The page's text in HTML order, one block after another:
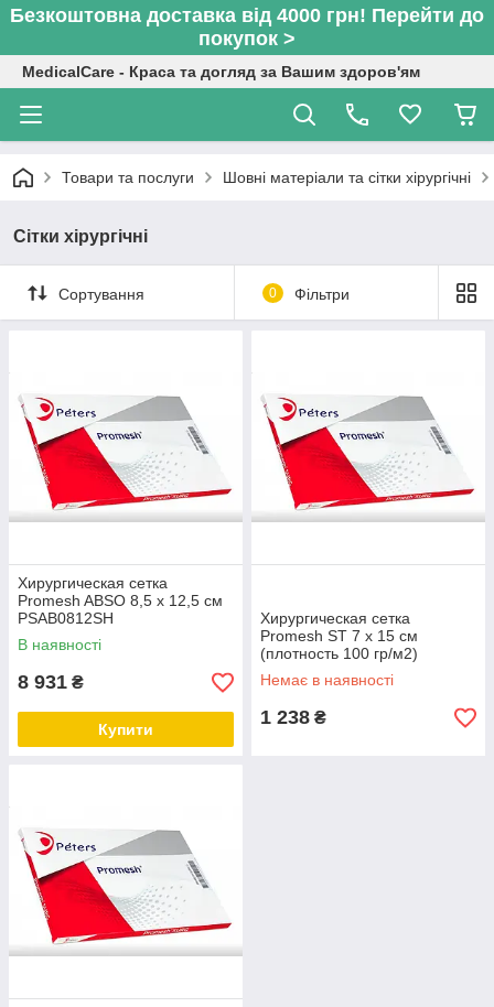
Безкоштовна доставка від 4000 грн! Перейти до
покупок >
MedicalCare - Краса та догляд за Вашим здоров'ям
Товари та послуги Шовні матеріали та сітки хірургічні
Сітки хірургічні
Сортування 0 Фільтри
Хирургическая сетка
Promesh ABSO 8,5 x 12,5 см
PSAB0812SH
В наявності
8 931 ₴
Купити
Хирургическая сетка
Promesh ST 7 x 15 см
(плотность 100 гр/м2)
PSST0715RT
Немає в наявності
1 238 ₴